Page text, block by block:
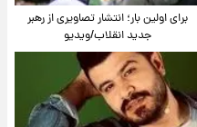
برای اولین بار؛ انتشار تصاویری از رهبر
جدید انقلاب/ویدیو